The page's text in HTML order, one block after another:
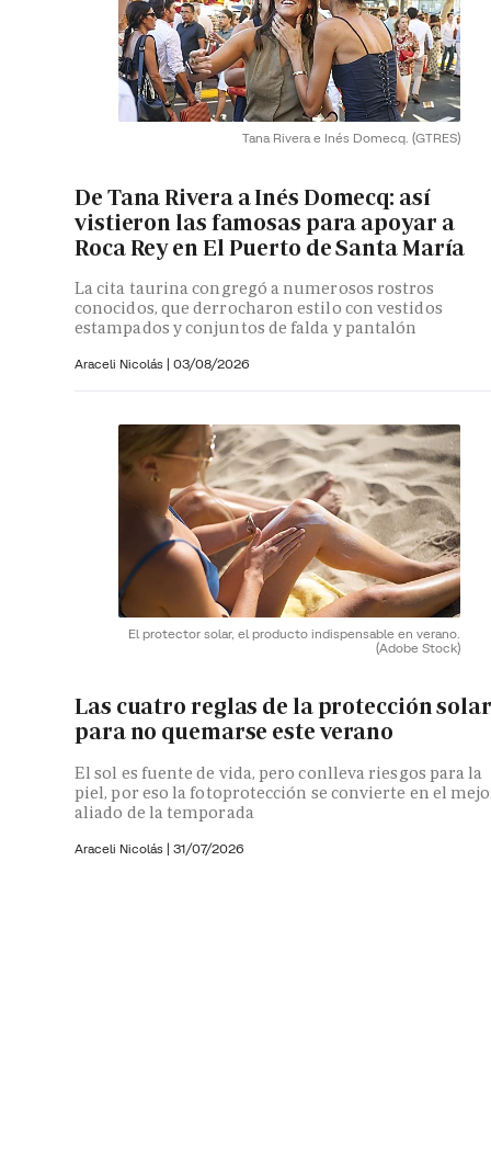
Tana Rivera e Inés Domecq. (GTRES)
De Tana Rivera a Inés Domecq: así
vistieron las famosas para apoyar a
Roca Rey en El Puerto de Santa María
La cita taurina congregó a numerosos rostros
conocidos, que derrocharon estilo con vestidos
estampados y conjuntos de falda y pantalón
Araceli Nicolás | 03/08/2026
El protector solar, el producto indispensable en verano.
(Adobe Stock)
Las cuatro reglas de la protección solar
para no quemarse este verano
El sol es fuente de vida, pero conlleva riesgos para la
piel, por eso la fotoprotección se convierte en el
aliado de la temporada
Araceli Nicolás | 31/07/2026